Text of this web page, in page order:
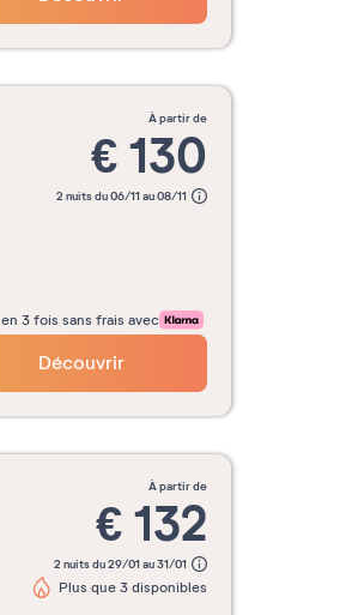
à partir de
€130
2 nuits du 06/11 au 08/11
en 3 fois sans frais avec
Découvrir
à partir de
€132
2 nuits du 29/01 au 31/01
Plus que 3 disponibles